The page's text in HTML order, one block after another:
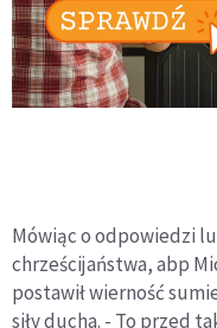
Mówiąc o odpowiedzi
chrześcijaństwa, abp
postawił wierność
siły ducha. - To przed